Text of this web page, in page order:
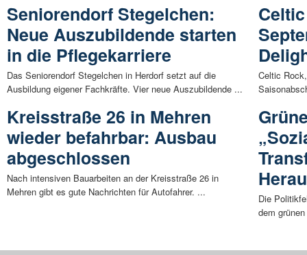
Seniorendorf Stegelchen:
Neue Auszubildende starten
in die Pflegekarriere
Das Seniorendorf Stegelchen in Herdorf setzt auf die
Ausbildung eigener Fachkräfte. Vier neue Auszubildende ...
Kreisstraße 26 in Mehren
wieder befahrbar: Ausbau
abgeschlossen
Nach intensiven Bauarbeiten an der Kreisstraße 26 in
Mehren gibt es gute Nachrichten für Autofahrer. ...
Celtic
Die
dem